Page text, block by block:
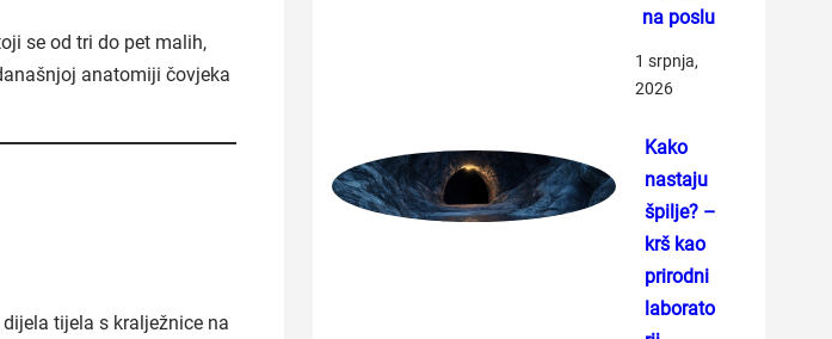
se od tri do pet malih,
anatomiji čovjeka
tijela s kralježnice na
na poslu
1 srpnja,
2026
Kako
nastaju
špilje? –
krš kao
prirodni
laborato